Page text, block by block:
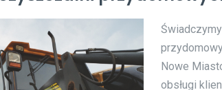
Nowe
obsługi